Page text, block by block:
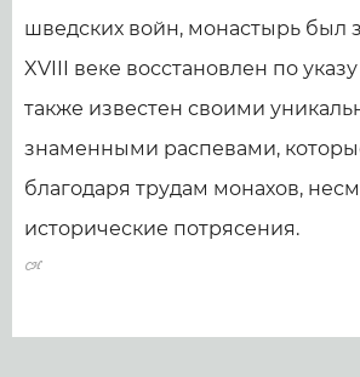
шведских войн, монастырь был
XVIII веке восстановлен по
также известен своими
знаменными распевами,
благодаря трудам монахов,
исторические потрясения.